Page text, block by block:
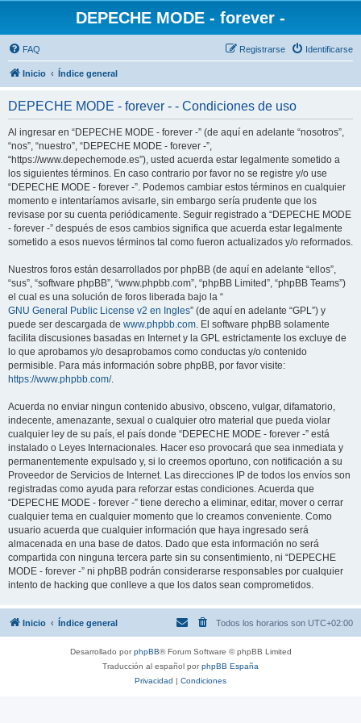
DEPECHE MODE - forever -
FAQ Identificarse
Registrarse
Inicio Índice general
DEPECHE MODE - forever - - Condiciones de uso
Al ingresar en “DEPECHE MODE - forever -” (de aquí en adelante “nosotros”,
“nos”, “nuestro”, “DEPECHE MODE - forever -”,
“https://www.depechemode.es”), usted acuerda estar legalmente sometido a
los siguientes términos. En caso contrario por favor no se registre y/o use
“DEPECHE MODE - forever -”. Podemos cambiar estos términos en cualquier
momento e intentaríamos avisarle, sin embargo sería prudente que los
revisase por su cuenta periódicamente. Seguir registrado a “DEPECHE MODE
- forever -” después de esos cambios significa que acuerda estar legalmente
sometido a esos nuevos términos tal como fueron actualizados y/o reformados.
Nuestros foros están desarrollados por phpBB (de aquí en adelante “ellos”,
“sus”, “software phpBB”, “www.phpbb.com”, “phpBB Limited”, “phpBB Teams”)
el cual es una solución de foros liberada bajo la “
GNU General Public License v2 en Ingles” (de aquí en adelante “GPL”) y
puede ser descargada de www.phpbb.com. El software phpBB solamente
facilita discusiones basadas en Internet y la GPL estrictamente los excluye de
lo que aprobamos y/o desaprobamos como conductas y/o contenido
permisible. Para más información sobre phpBB, por favor visite:
https://www.phpbb.com/.
Acuerda no enviar ningun contenido abusivo, obsceno, vulgar, difamatorio,
indecente, amenazante, sexual o cualquier otro material que pueda violar
cualquier ley de su país, el país donde “DEPECHE MODE - forever -” está
instalado o Leyes Internacionales. Hacer eso provocará que sea inmediata y
permanentemente expulsado y, si lo creemos oportuno, con notificación a su
Proveedor de Servicios de Internet. Las direcciones IP de todos los envíos son
registradas como ayuda para reforzar estas condiciones. Acuerda que
“DEPECHE MODE - forever -” tiene derecho a eliminar, editar, mover o cerrar
cualquier tema en cualquier momento que lo creamos conveniente. Como
usuario acuerda que cualquier información que haya ingresado será
almacenada en una base de datos. Dado que esta información no será
compartida con ninguna tercera parte sin su consentimiento, ni “DEPECHE
MODE - forever -” ni phpBB podrán considerarse responsables por cualquier
intento de hacking que conlleve a que los datos sean comprometidos.
Inicio Índice general Todos los horarios son UTC+02:00
Desarrollado porphpBB® Forum Software © phpBB Limited
Traducción al español porphpBB España
Privacidad | Condiciones